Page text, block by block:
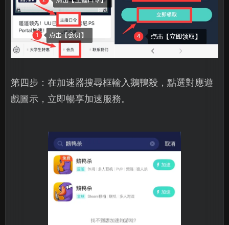
第四步：在加速器搜尋框輸入鵝鴨殺，點選對應遊
戲圖示，立即暢享加速服務。